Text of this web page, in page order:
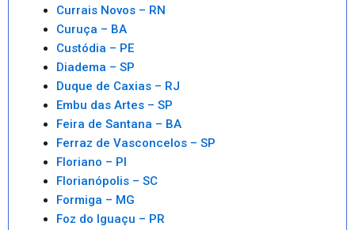
Currais Novos – RN
Curuça – BA
Custódia – PE
Diadema – SP
Duque de Caxias – RJ
Embu das Artes – SP
Feira de Santana – BA
Ferraz de Vasconcelos – SP
Floriano – PI
Florianópolis – SC
Formiga – MG
Foz do Iguaçu – PR